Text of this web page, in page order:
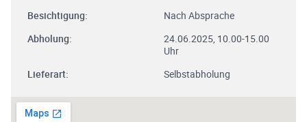
Besichtigung:
Nach Absprache
Abholung:
24.06.2025, 10.00-15.00
Uhr
Lieferart:
Selbstabholung